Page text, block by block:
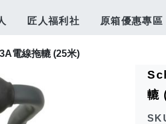
匠人福利社 原箱優惠專區
電線拖轆 (25米)
轆